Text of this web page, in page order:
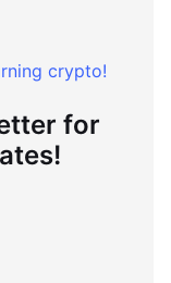
crypto!
for